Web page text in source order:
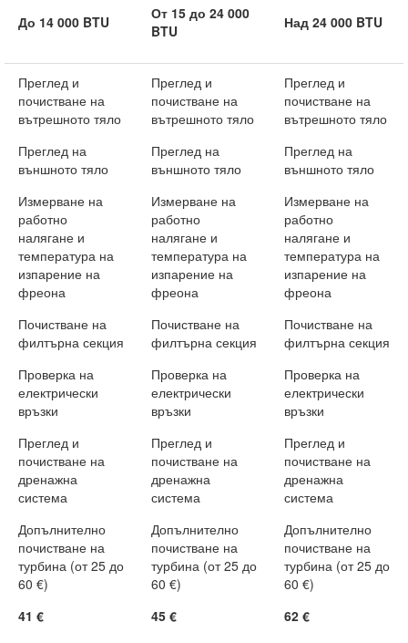
До 14 000 BTU
От 15 до 24 000
BTU
Над 24 000 BTU
Преглед и
почистване на
вътрешното тяло
Преглед на
външното тяло
Измерване на
работно
налягане и
температура на
изпарение на
фреона
Почистване на
филтърна секция
Проверка на
електрически
връзки
Преглед и
почистване на
дренажна
система
Допълнително
почистване на
турбина (от 25 до
60 €)
41 €
Преглед и
почистване на
вътрешното тяло
Преглед на
външното тяло
Измерване на
работно
налягане и
температура на
изпарение на
фреона
Почистване на
филтърна секция
Проверка на
електрически
връзки
Преглед и
почистване на
дренажна
система
Допълнително
почистване на
турбина (от 25 до
60 €)
45 €
Преглед и
почистване на
вътрешното тяло
Преглед на
външното тяло
Измерване на
работно
налягане и
температура на
изпарение на
фреона
Почистване на
филтърна секция
Проверка на
електрически
връзки
Преглед и
почистване на
дренажна
система
Допълнително
почистване на
турбина (от 25 до
60 €)
62 €